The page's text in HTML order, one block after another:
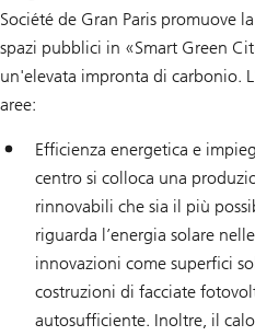
Société de Gran Paris promuove
spazi pubblici in «Smart Green
un'elevata impronta di carbonio.
aree:
Efficienza energetica e
centro si colloca una
rinnovabili che sia il più
riguarda l’energia solare
innovazioni come superfici
costruzioni di facciate
autosufficiente. Inoltre, il